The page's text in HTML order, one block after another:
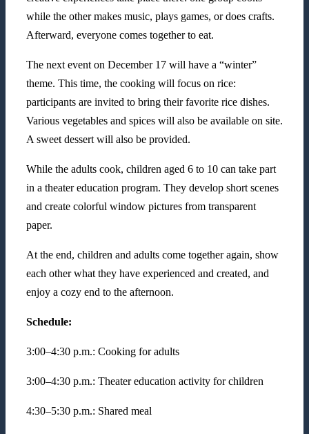
while the other makes music, plays games, or does crafts.
Afterward, everyone comes together to eat.
The next event on December 17 will have a “winter”
theme. This time, the cooking will focus on rice:
participants are invited to bring their favorite rice dishes.
Various vegetables and spices will also be available on site.
A sweet dessert will also be provided.
While the adults cook, children aged 6 to 10 can take part
in a theater education program. They develop short scenes
and create colorful window pictures from transparent
paper.
At the end, children and adults come together again, show
each other what they have experienced and created, and
enjoy a cozy end to the afternoon.
Schedule:
3:00–4:30 p.m.: Cooking for adults
3:00–4:30 p.m.: Theater education activity for children
4:30–5:30 p.m.: Shared meal